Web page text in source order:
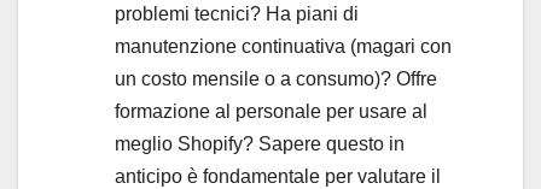
problemi tecnici? Ha piani di
manutenzione continuativa (magari con
un costo mensile o a consumo)? Offre
formazione al personale per usare al
meglio Shopify? Sapere questo in
anticipo è fondamentale per valutare il